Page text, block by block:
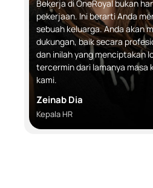
Bekerja di OneRoyal bukan
pekerjaan. Ini berarti Anda
sebuah keluarga. Anda akan
dukungan, baik secara
dan inilah yang menciptakan
tercermin dari lamanya masa
kami.
Zeinab Dia
Kepala HR